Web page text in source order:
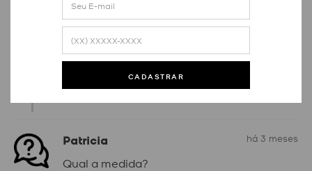
CADASTRAR
Resposta da loja Michael Kors há uma semana
Olá! Não, a corrente de ombro é fixa e possibilita o
uso como bolsa de ombro. Já a alça longa para uso
transversal é removível, permitindo diferentes
formas de uso.
esta resposta foi útil? 0
Patricia há 3 meses
Qual a medida?